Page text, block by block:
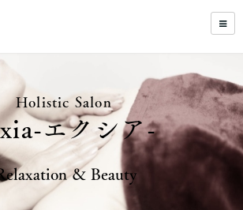
Holistic Salon
エクシア-
＆ Beauty